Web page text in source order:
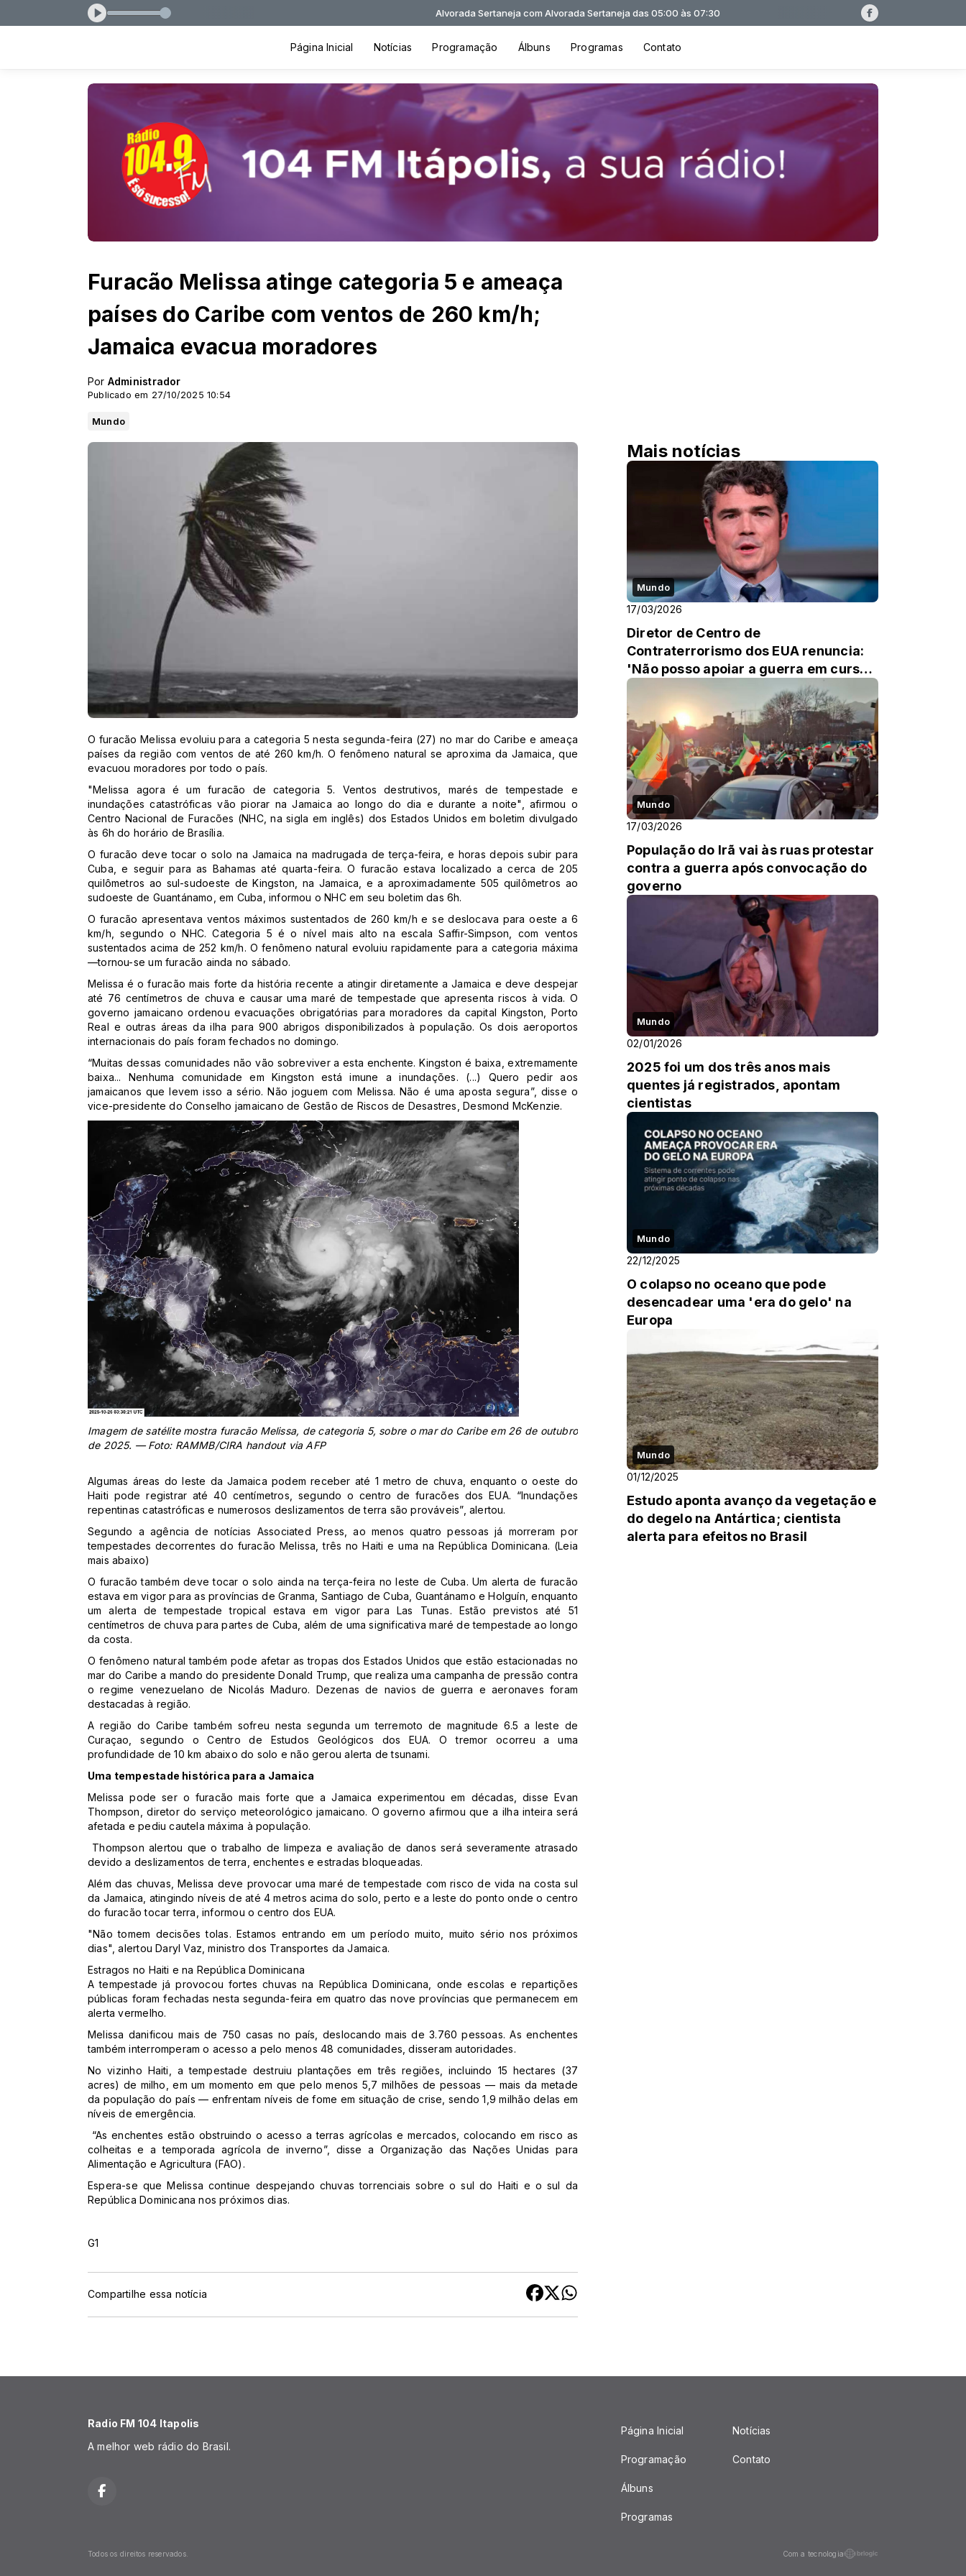
Alvorada Sertaneja com Alvorada Sertaneja das 05:00 às 07:30
Página Inicial Notícias Programação Álbuns Programas Contato
Furacão Melissa atinge categoria 5 e ameaça
países do Caribe com ventos de 260 km/h;
Jamaica evacua moradores
Por Administrador
Publicado em 27/10/2025 10:54
Mundo
O furacão Melissa evoluiu para a categoria 5 nesta segunda-feira (27) no mar do Caribe e ameaça
países da região com ventos de até 260 km/h. O fenômeno natural se aproxima da Jamaica, que
evacuou moradores por todo o país.
"Melissa agora é um furacão de categoria 5. Ventos destrutivos, marés de tempestade e
inundações catastróficas vão piorar na Jamaica ao longo do dia e durante a noite", afirmou o
Centro Nacional de Furacões (NHC, na sigla em inglês) dos Estados Unidos em boletim divulgado
às 6h do horário de Brasília.
O furacão deve tocar o solo na Jamaica na madrugada de terça-feira, e horas depois subir para
Cuba, e seguir para as Bahamas até quarta-feira. O furacão estava localizado a cerca de 205
quilômetros ao sul-sudoeste de Kingston, na Jamaica, e a aproximadamente 505 quilômetros ao
sudoeste de Guantánamo, em Cuba, informou o NHC em seu boletim das 6h.
O furacão apresentava ventos máximos sustentados de 260 km/h e se deslocava para oeste a 6
km/h, segundo o NHC. Categoria 5 é o nível mais alto na escala Saffir-Simpson, com ventos
sustentados acima de 252 km/h. O fenômeno natural evoluiu rapidamente para a categoria máxima
—tornou-se um furacão ainda no sábado.
Melissa é o furacão mais forte da história recente a atingir diretamente a Jamaica e deve despejar
até 76 centímetros de chuva e causar uma maré de tempestade que apresenta riscos à vida. O
governo jamaicano ordenou evacuações obrigatórias para moradores da capital Kingston, Porto
Real e outras áreas da ilha para 900 abrigos disponibilizados à população. Os dois aeroportos
internacionais do país foram fechados no domingo.
“Muitas dessas comunidades não vão sobreviver a esta enchente. Kingston é baixa, extremamente
baixa... Nenhuma comunidade em Kingston está imune a inundações. (...) Quero pedir aos
jamaicanos que levem isso a sério. Não joguem com Melissa. Não é uma aposta segura”, disse o
vice-presidente do Conselho jamaicano de Gestão de Riscos de Desastres, Desmond McKenzie.
Imagem de satélite mostra furacão Melissa, de categoria 5, sobre o mar do Caribe em 26 de outubro
de 2025. — Foto: RAMMB/CIRA handout via AFP
Algumas áreas do leste da Jamaica podem receber até 1 metro de chuva, enquanto o oeste do
Haiti pode registrar até 40 centímetros, segundo o centro de furacões dos EUA. “Inundações
repentinas catastróficas e numerosos deslizamentos de terra são prováveis”, alertou.
Segundo a agência de notícias Associated Press, ao menos quatro pessoas já morreram por
tempestades decorrentes do furacão Melissa, três no Haiti e uma na República Dominicana. (Leia
mais abaixo)
O furacão também deve tocar o solo ainda na terça-feira no leste de Cuba. Um alerta de furacão
estava em vigor para as províncias de Granma, Santiago de Cuba, Guantánamo e Holguín, enquanto
um alerta de tempestade tropical estava em vigor para Las Tunas. Estão previstos até 51
centímetros de chuva para partes de Cuba, além de uma significativa maré de tempestade ao longo
da costa.
O fenômeno natural também pode afetar as tropas dos Estados Unidos que estão estacionadas no
mar do Caribe a mando do presidente Donald Trump, que realiza uma campanha de pressão contra
o regime venezuelano de Nicolás Maduro. Dezenas de navios de guerra e aeronaves foram
destacadas à região.
A região do Caribe também sofreu nesta segunda um terremoto de magnitude 6.5 a leste de
Curaçao, segundo o Centro de Estudos Geológicos dos EUA. O tremor ocorreu a uma
profundidade de 10 km abaixo do solo e não gerou alerta de tsunami.
Uma tempestade histórica para a Jamaica
Melissa pode ser o furacão mais forte que a Jamaica experimentou em décadas, disse Evan
Thompson, diretor do serviço meteorológico jamaicano. O governo afirmou que a ilha inteira será
afetada e pediu cautela máxima à população.
Thompson alertou que o trabalho de limpeza e avaliação de danos será severamente atrasado
devido a deslizamentos de terra, enchentes e estradas bloqueadas.
Além das chuvas, Melissa deve provocar uma maré de tempestade com risco de vida na costa sul
da Jamaica, atingindo níveis de até 4 metros acima do solo, perto e a leste do ponto onde o centro
do furacão tocar terra, informou o centro dos EUA.
"Não tomem decisões tolas. Estamos entrando em um período muito, muito sério nos próximos
dias", alertou Daryl Vaz, ministro dos Transportes da Jamaica.
Estragos no Haiti e na República Dominicana
A tempestade já provocou fortes chuvas na República Dominicana, onde escolas e repartições
públicas foram fechadas nesta segunda-feira em quatro das nove províncias que permanecem em
alerta vermelho.
Melissa danificou mais de 750 casas no país, deslocando mais de 3.760 pessoas. As enchentes
também interromperam o acesso a pelo menos 48 comunidades, disseram autoridades.
No vizinho Haiti, a tempestade destruiu plantações em três regiões, incluindo 15 hectares (37
acres) de milho, em um momento em que pelo menos 5,7 milhões de pessoas — mais da metade
da população do país — enfrentam níveis de fome em situação de crise, sendo 1,9 milhão delas em
níveis de emergência.
“As enchentes estão obstruindo o acesso a terras agrícolas e mercados, colocando em risco as
colheitas e a temporada agrícola de inverno”, disse a Organização das Nações Unidas para
Alimentação e Agricultura (FAO).
Espera-se que Melissa continue despejando chuvas torrenciais sobre o sul do Haiti e o sul da
República Dominicana nos próximos dias.
G1
Compartilhe essa notícia
Mais notícias
Mundo
17/03/2026
Diretor de Centro de
Contraterrorismo dos EUA renuncia:
'Não posso apoiar a guerra em curso
no Irã'
Mundo
17/03/2026
População do Irã vai às ruas protestar
contra a guerra após convocação do
governo
Mundo
02/01/2026
2025 foi um dos três anos mais
quentes já registrados, apontam
cientistas
Mundo
22/12/2025
O colapso no oceano que pode
desencadear uma 'era do gelo' na
Europa
Mundo
01/12/2025
Estudo aponta avanço da vegetação e
do degelo na Antártica; cientista
alerta para efeitos no Brasil
Radio FM 104 Itapolis
A melhor web rádio do Brasil.
Página Inicial
Programação
Álbuns
Programas
Notícias
Contato
Todos os direitos reservados. Com a tecnologia